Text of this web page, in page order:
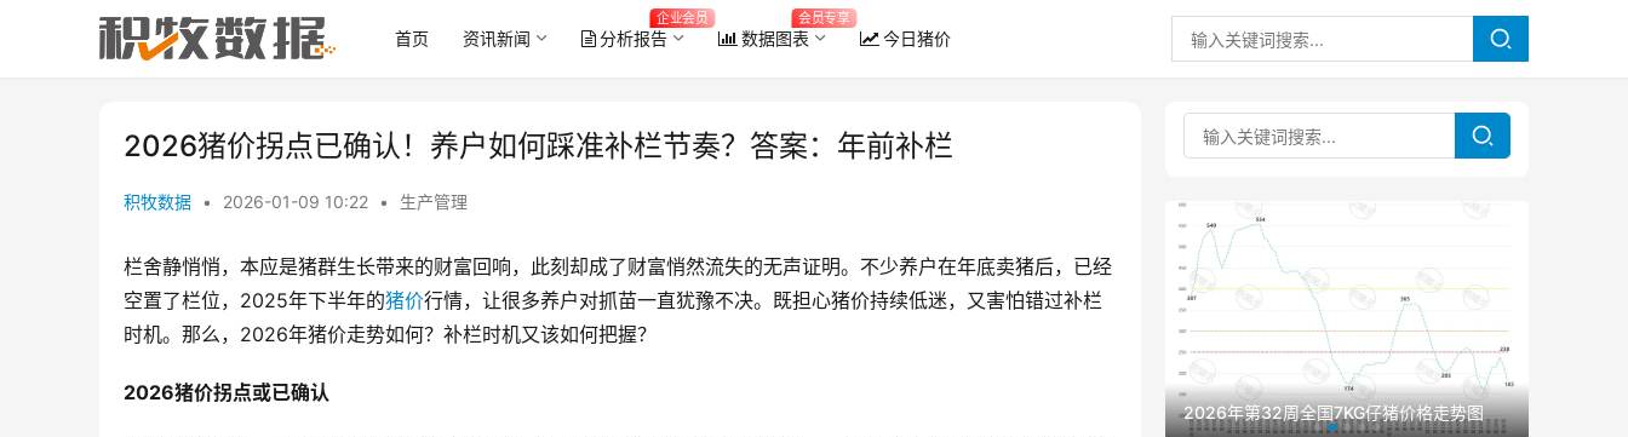
首页 资讯新闻 分析报告
企业会员
数据图表
会员专享
今日猪价
2026猪价拐点已确认！养户如何踩准补栏节奏？答案：年前补栏
积牧数据 • 2026-01-09 10:22 • 生产管理
栏舍静悄悄，本应是猪群生长带来的财富回响，此刻却成了财富悄然流失的无声证明。不少养户在年底卖猪后，已经
空置了栏位，2025年下半年的猪价行情，让很多养户对抓苗一直犹豫不决。既担心猪价持续低迷，又害怕错过补栏
时机。那么，2026年猪价走势如何？补栏时机又该如何把握？
2026猪价拐点或已确认
2026年第32周全国7KG仔猪价格走势图